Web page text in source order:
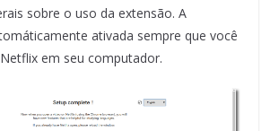
sobre o uso da extensão. A
ativada sempre que você
em seu computador.